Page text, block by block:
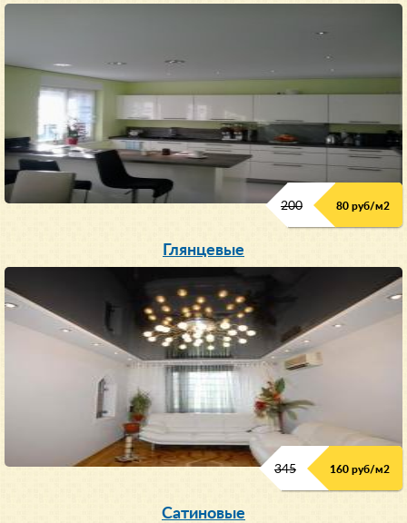
200 80 руб/м2
Глянцевые
345 160 руб/м2
Сатиновые